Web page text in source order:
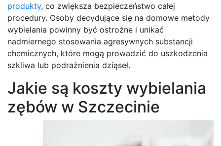
produkty, co zwiększa bezpieczeństwo całej
procedury. Osoby decydujące się na domowe metody
wybielania powinny być ostrożne i unikać
nadmiernego stosowania agresywnych substancji
chemicznych, które mogą prowadzić do uszkodzenia
szkliwa lub podrażnienia dziąseł.
Jakie są koszty wybielania
zębów w Szczecinie